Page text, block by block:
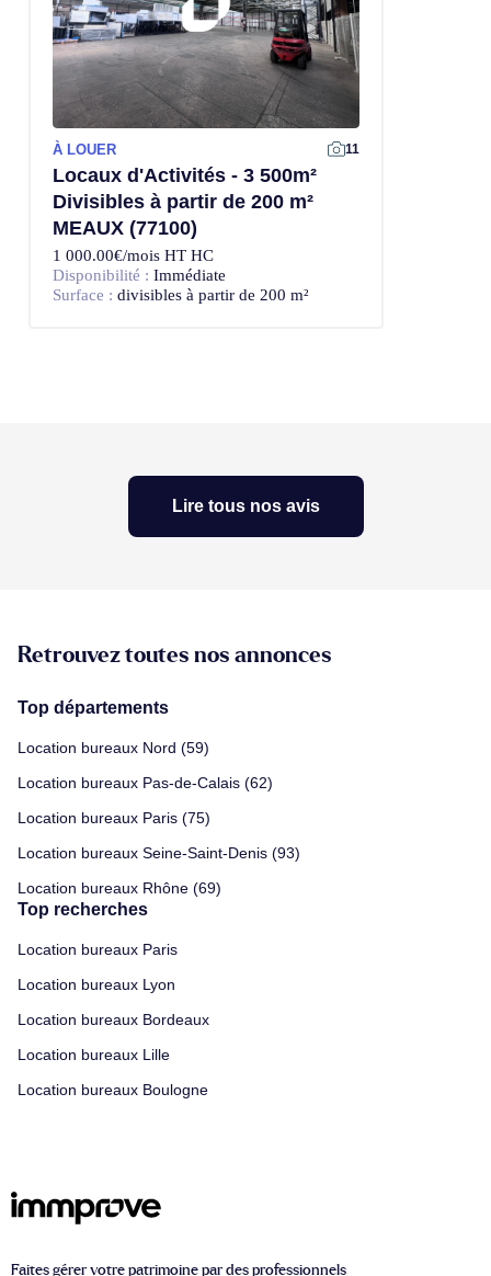
À LOUER 11
Locaux d'Activités - 3 500m²
Divisibles à partir de 200 m²
MEAUX (77100)
1 000.00€/mois HT HC
Disponibilité : Immédiate
Surface : divisibles à partir de 200 m²
Lire tous nos avis
Retrouvez toutes nos annonces
Top départements
Location bureaux Nord (59)
Location bureaux Pas-de-Calais (62)
Location bureaux Paris (75)
Location bureaux Seine-Saint-Denis (93)
Location bureaux Rhône (69)
Top recherches
Location bureaux Paris
Location bureaux Lyon
Location bureaux Bordeaux
Location bureaux Lille
Location bureaux Boulogne
Faites gérer votre patrimoine par des professionnels